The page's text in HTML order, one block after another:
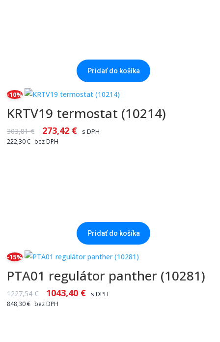
Pridať do košíka
-10%
KRTV19 termostat (10214)
303,81€ 273,42 € s DPH
222,30€ bez DPH
Pridať do košíka
-15%
PTA01 regulátor panther (10281)
1227,54€ 1043,40 € s DPH
848,30€ bez DPH